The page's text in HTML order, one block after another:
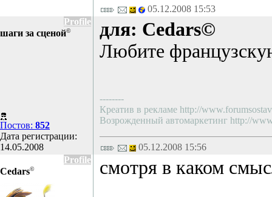
05.12.2008 15:53
Profile
шаги за сценой©
Постов: 852
Дата регистрации:
14.05.2008
для: Cedars©
Любите
--------
Креатив в рекламе http://
Возрожденный автомаркетинг http://
05.12.2008 15:56
Profile
Cedars© смотря в каком